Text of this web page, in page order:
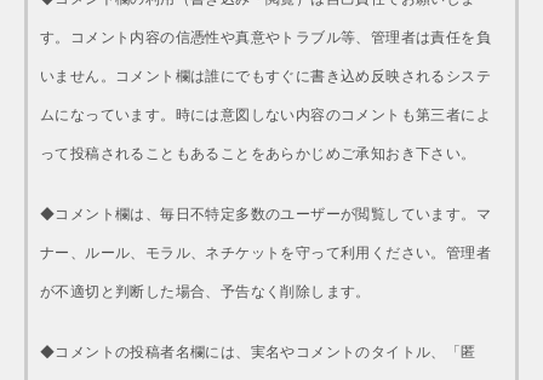
す。コメント内容の信憑性や真意やトラブル等、管理者は責任を負
いません。コメント欄は誰にでもすぐに書き込め反映されるシステ
ムになっています。時には意図しない内容のコメントも第三者によ
って投稿されることもあることをあらかじめご承知おき下さい。
◆コメント欄は、毎日不特定多数のユーザーが閲覧しています。マ
ナー、ルール、モラル、ネチケットを守って利用ください。管理者
が不適切と判断した場合、予告なく削除します。
◆コメントの投稿者名欄には、実名やコメントのタイトル、「匿